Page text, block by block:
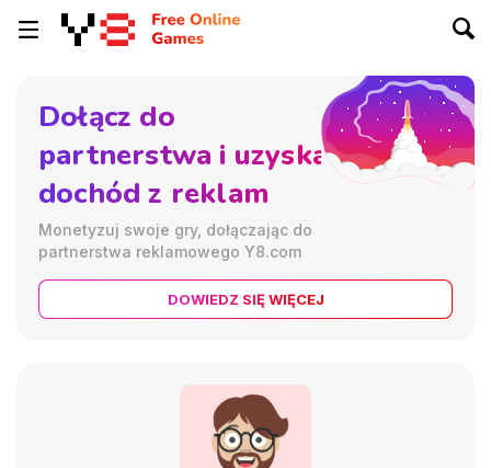
Dołącz do
partnerstwa i uzyskaj
dochód z reklam
Monetyzuj swoje gry, dołączając do
partnerstwa reklamowego Y8.com
DOWIEDZ SIĘ WIĘCEJ